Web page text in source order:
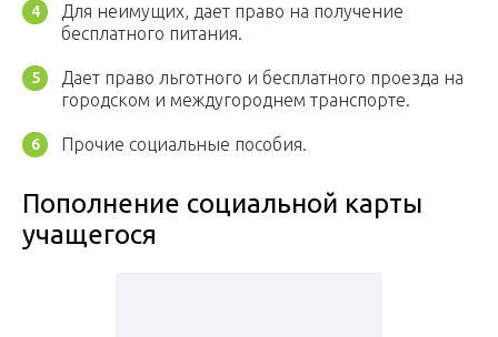
Для неимущих, дает право на получение
бесплатного питания.
Дает право льготного и бесплатного проезда на
городском и междугороднем транспорте.
Прочие социальные пособия.
Пополнение социальной карты
учащегося